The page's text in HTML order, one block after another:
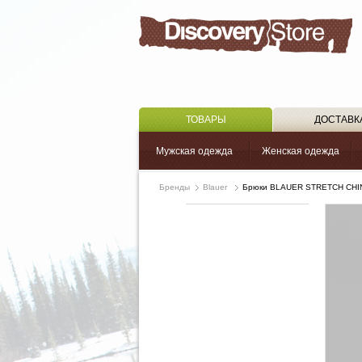
ТОВАРЫ
Мужская одежда Женская одежда
Бренды Blauer Брюки BLAUER STRETCH